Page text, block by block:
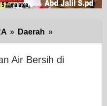
» Daerah »
-
Epsi
Air Bersih di